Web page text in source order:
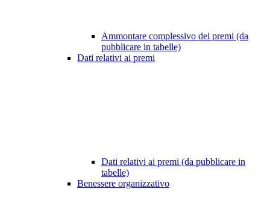
Ammontare complessivo dei premi (da
pubblicare in tabelle)
Dati relativi ai premi
Dati relativi ai premi (da pubblicare in
tabelle)
Benessere organizzativo